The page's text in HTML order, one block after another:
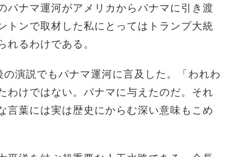
パナマ運河がアメリカからパナマに引き渡
トンで取材した私にとってはトランプ大統
るわけである。
演説でもパナマ運河に言及した。「われわ
わけではない。パナマに与えたのだ。それ
言葉には実は歴史にからむ深い意味もこめ